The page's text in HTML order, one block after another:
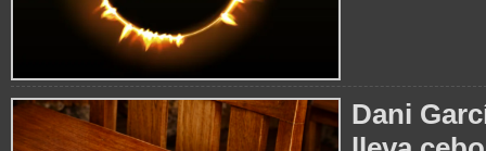
Dani